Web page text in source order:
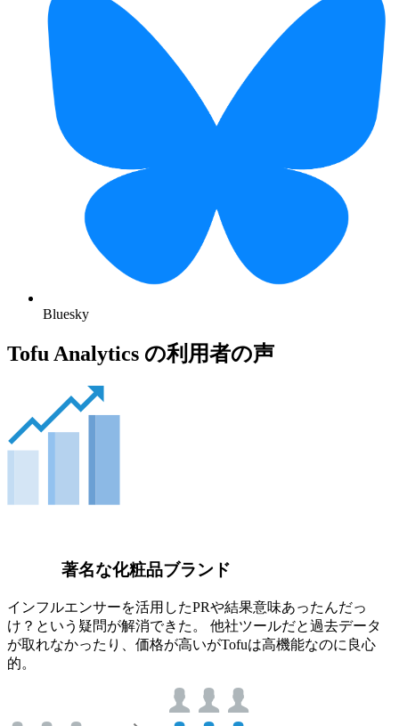
Bluesky
Tofu Analytics の利用者の声
著名な化粧品ブランド
インフルエンサーを活用したPRや結果意味あったんだっ
け？という疑問が解消できた。 他社ツールだと過去データ
が取れなかったり、価格が高いがTofuは高機能なのに良心
的。